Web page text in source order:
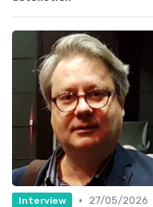
Interview • 27/05/2026